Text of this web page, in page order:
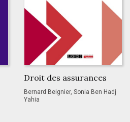
Droit des assurances
Bernard Beignier, Sonia Ben Hadj
Yahia